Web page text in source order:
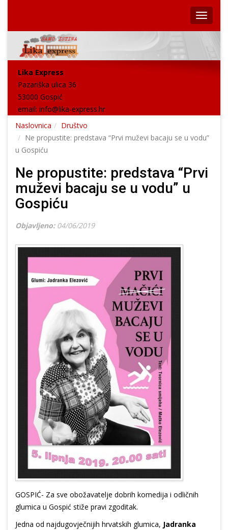
Lika Express
Pazariška ulica 36
53000 Gospić
email: info@lika-express.hr
Naslovnica
Društvo
Ne propustite: predstava “Prvi muževi bacaju se u vodu”
u Gospiću
Ne propustite: predstava “Prvi
muževi bacaju se u vodu” u
Gospiću
Objavljeno: 04/06/2019
GOSPIĆ- Za sve obožavatelje dobrih komedija i odličnih
glumica u Gospić stiže pravi zgoditak.
Jedna od najdugovječnijih hrvatskih glumica, Jadranka